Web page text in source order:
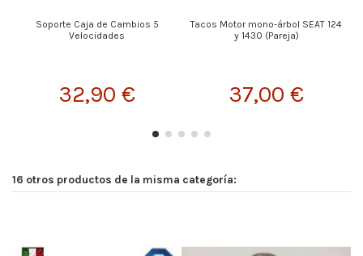
Soporte Caja de Cambios 5
Velocidades
32,90 €
Tacos Motor mono-árbol SEAT 124
y 1430 (Pareja)
37,00 €
16 otros productos de la misma categoría: